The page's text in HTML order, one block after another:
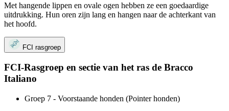
Met hangende lippen en ovale ogen hebben ze een goedaardige
uitdrukking. Hun oren zijn lang en hangen naar de achterkant van
het hoofd.
FCI rasgroep
FCI-Rasgroep en sectie van het ras de Bracco
Italiano
Groep 7 - Voorstaande honden (Pointer honden)